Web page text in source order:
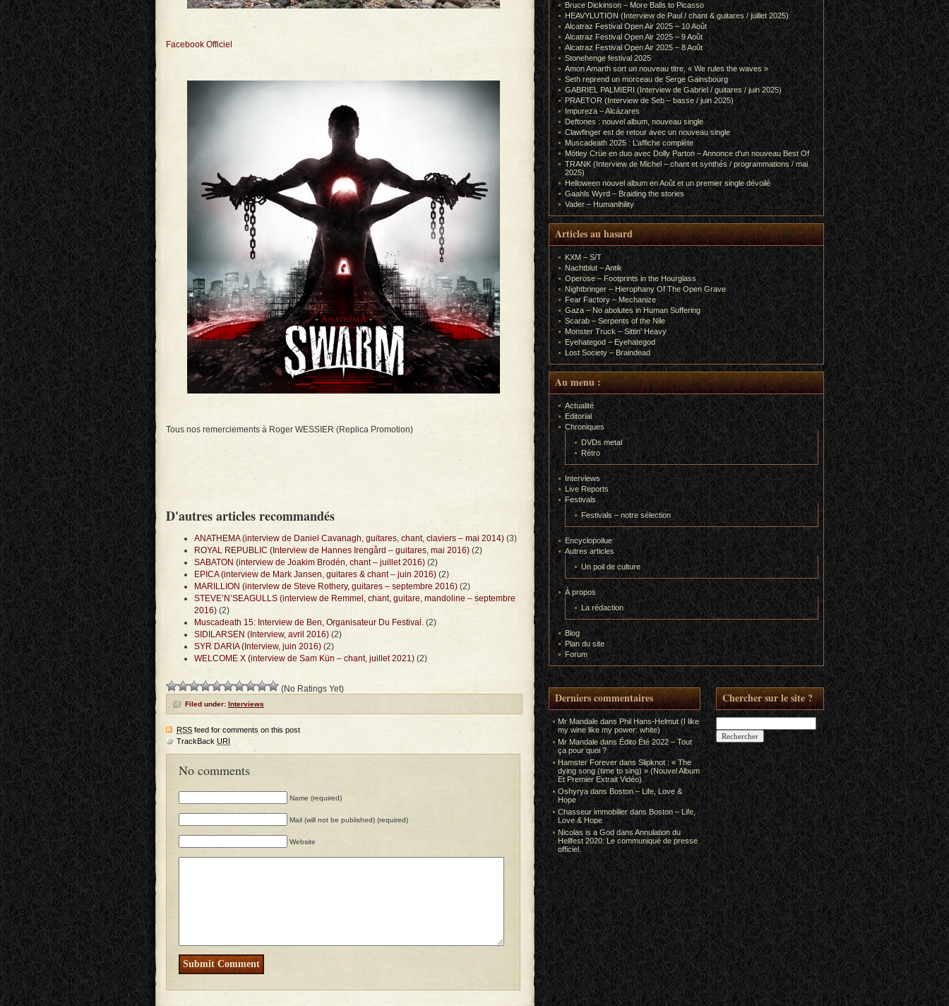
Facebook Officiel
Tous nos remerciements à Roger WESSIER (Replica Promotion)
D'autres articles recommandés
ANATHEMA (interview de Daniel Cavanagh, guitares, chant, claviers – mai 2014) (3)
ROYAL REPUBLIC (Interview de Hannes Irengård – guitares, mai 2016) (2)
SABATON (interview de Joakim Brodén, chant – juillet 2016) (2)
EPICA (interview de Mark Jansen, guitares & chant – juin 2016) (2)
MARILLION (interview de Steve Rothery, guitares – septembre 2016) (2)
STEVE’N’SEAGULLS (interview de Remmel, chant, guitare, mandoline – septembre
2016) (2)
Muscadeath 15: Interview de Ben, Organisateur Du Festival. (2)
SIDILARSEN (Interview, avril 2016) (2)
SYR DARIA (Interview, juin 2016) (2)
WELCOME X (interview de Sam Kün – chant, juillet 2021) (2)
(No Ratings Yet)
Filed under: Interviews
RSS feed for comments on this post
TrackBack URI
No comments
Name (required)
Mail (will not be published) (required)
Website
Bruce Dickinson – More Balls to Picasso
HEAVYLUTION (Interview de Paul / chant & guitares / juillet 2025)
Alcatraz Festival Open Air 2025 – 10 Août
Alcatraz Festival Open Air 2025 – 9 Août
Alcatraz Festival Open Air 2025 – 8 Août
Stonehenge festival 2025
Amon Amarth sort un nouveau titre, « We rules the waves »
Seth reprend un morceau de Serge Gainsbourg
GABRIEL PALMIERI (Interview de Gabriel / guitares / juin 2025)
PRAETOR (Interview de Seb – basse / juin 2025)
Impureza – Alcázares
Deftones : nouvel album, nouveau single
Clawfinger est de retour avec un nouveau single
Muscadeath 2025 : L’affiche complète
Mötley Crüe en duo avec Dolly Parton – Annonce d’un nouveau Best Of
TRANK (Interview de Michel – chant et synthés / programmations / mai
2025)
Helloween nouvel album en Août et un premier single dévoilé
Gaahls Wyrd – Braiding the stories
Vader – Humanihility
Articles au hasard
KXM – S/T
Nachtblut – Antik
Operose – Footprints in the Hourglass
Nightbringer – Hierophany Of The Open Grave
Fear Factory – Mechanize
Gaza – No abolutes in Human Suffering
Scarab – Serpents of the Nile
Monster Truck – Sittin’ Heavy
Eyehategod – Eyehategod
Lost Society – Braindead
Au menu :
Actualité
Editorial
Chroniques
DVDs metal
Rétro
Interviews
Live Reports
Festivals
Festivals – notre sélection
Encyclopoilue
Autres articles
Un poil de culture
À propos
La rédaction
Blog
Plan du site
Forum
Derniers commentaires
Mr Mandaledans Phil Hans-Helmut (I like
my wine like my power: white)
Mr MandaledansÉdito Été 2022 – Tout
ça pour quoi ?
Hamster Forever dans Slipknot : « The
dying song (time to sing) » (Nouvel Album
Et Premier Extrait Vidéo)
Oshyrya dans Boston – Life, Love &
Hope
Chasseur immobilier dans Boston – Life,
Love & Hope
Nicolas is a GoddansAnnulation du
Hellfest 2020: Le communiqué de presse
officiel.
Chercher sur le site ?
Rechercher :